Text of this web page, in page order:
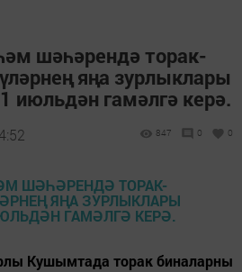
шәһәрендә торак-
яңа зурлыклары
июльдән гамәлгә керә.
847 0 0
Кушымтада торак биналарны